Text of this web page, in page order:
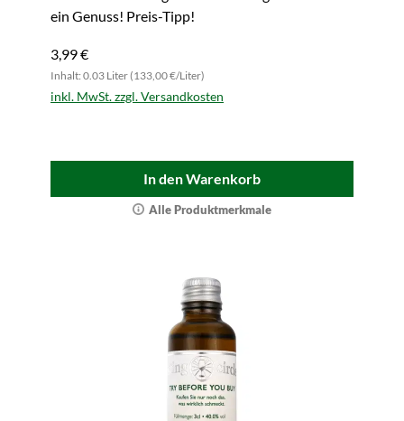
ein Genuss! Preis-Tipp!
3,99 €
Inhalt: 0.03 Liter (133,00 €/Liter)
inkl. MwSt. zzgl. Versandkosten
In den Warenkorb
Alle Produktmerkmale